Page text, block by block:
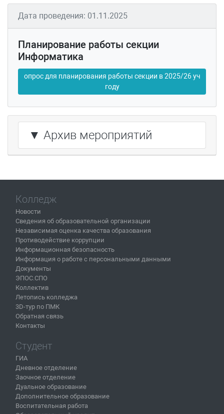
Дата проведения: 01.11.2025
Планирование работы секции
Информатика
опрос для планирования работы секции в 2025/26 уч
году
▼ Архив мероприятий
Колледж
Новости
Сведения об образовательной организации
Независимая оценка качества образования
Противодействие коррупции
Информационная безопасность
Информация о работе с персональными данными
Документы
ЭПОС.СПО
Коллектив
Летопись колледжа
3D-тур по ПМК
Обратная связь
Контакты
Студент
ГИА
Дневное отделение
Заочное отделение
Дуальное образование
Дополнительное образование
Воспитательная работа